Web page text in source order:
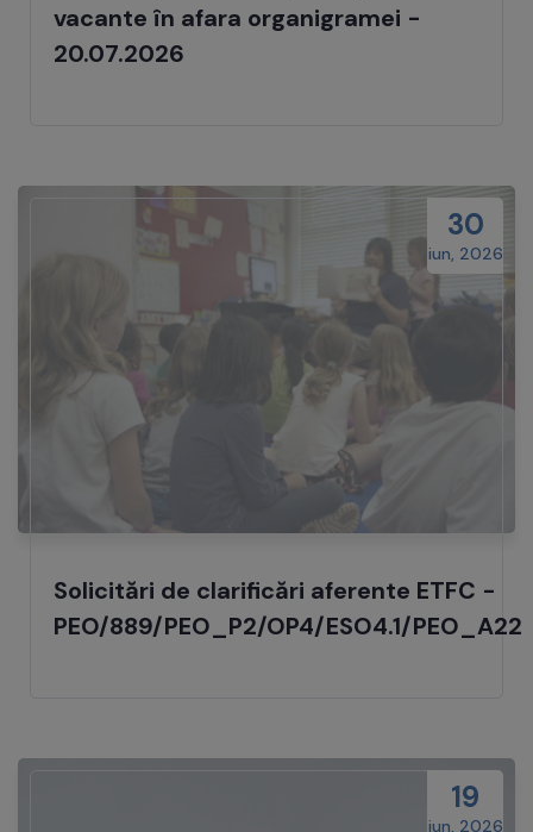
vacante în afara organigramei -
20.07.2026
30
iun, 2026
Solicitări de clarificări aferente ETFC -
PEO/889/PEO_P2/OP4/ESO4.1/PEO_A22
19
iun, 2026